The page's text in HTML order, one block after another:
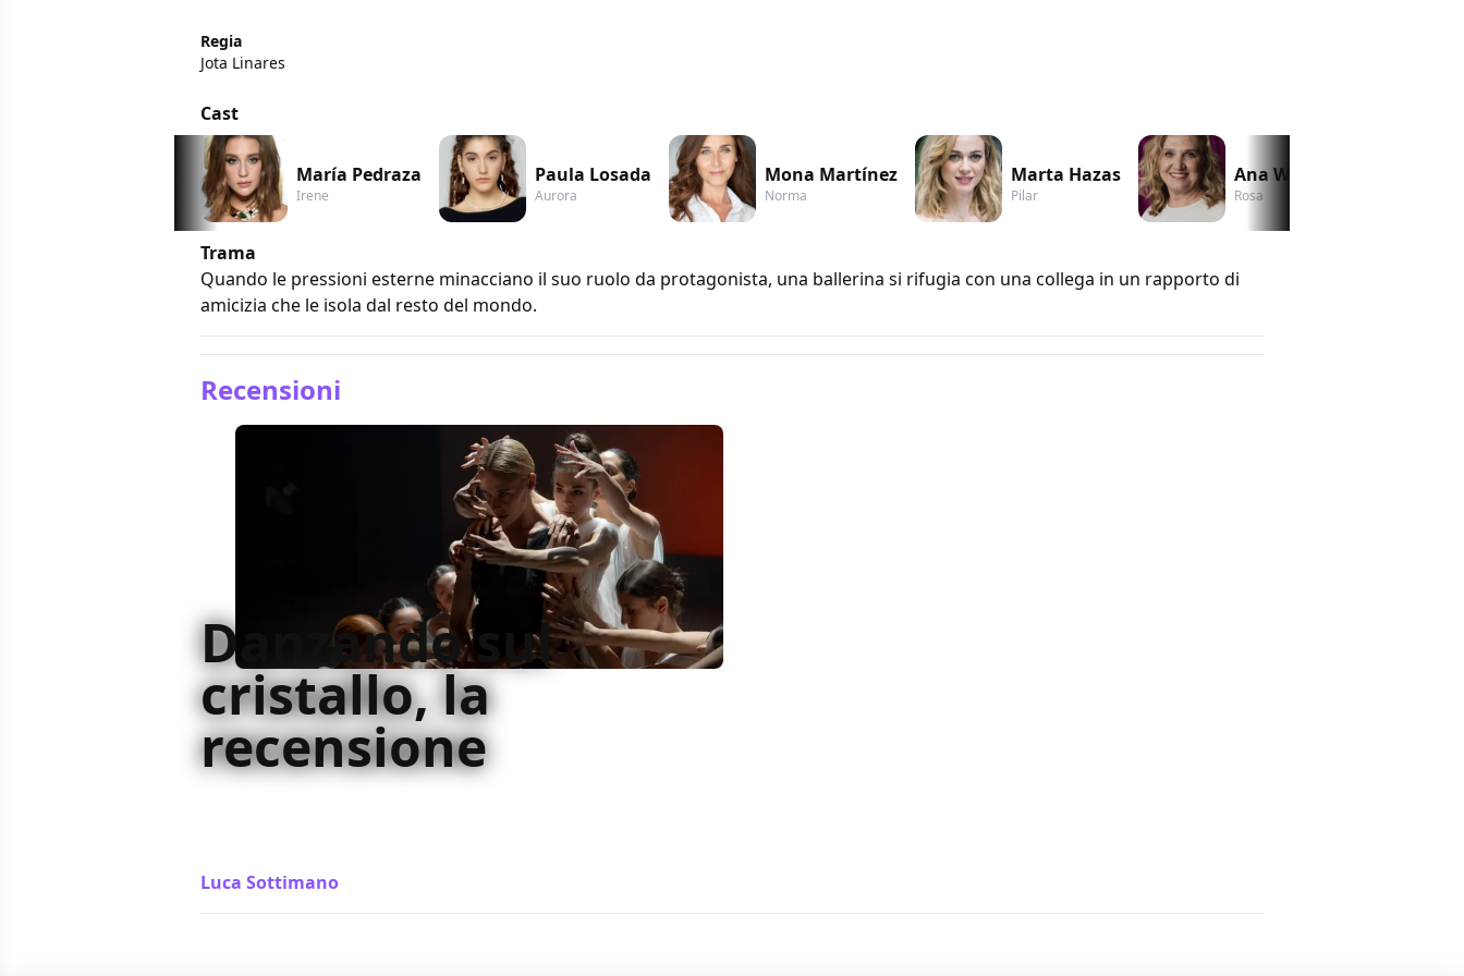
Regia
Jota Linares
Cast
María Pedraza
Irene
Paula Losada
Aurora
Mona Martínez
Norma
Marta Hazas
Pilar
Ana Wagener
Rosa
Trama
Quando le pressioni esterne minacciano il suo ruolo da protagonista, una ballerina si rifugia con una collega in un rapporto di
amicizia che le isola dal resto del mondo.
Recensioni
Danzando sul
cristallo, la
recensione
Luca Sottimano